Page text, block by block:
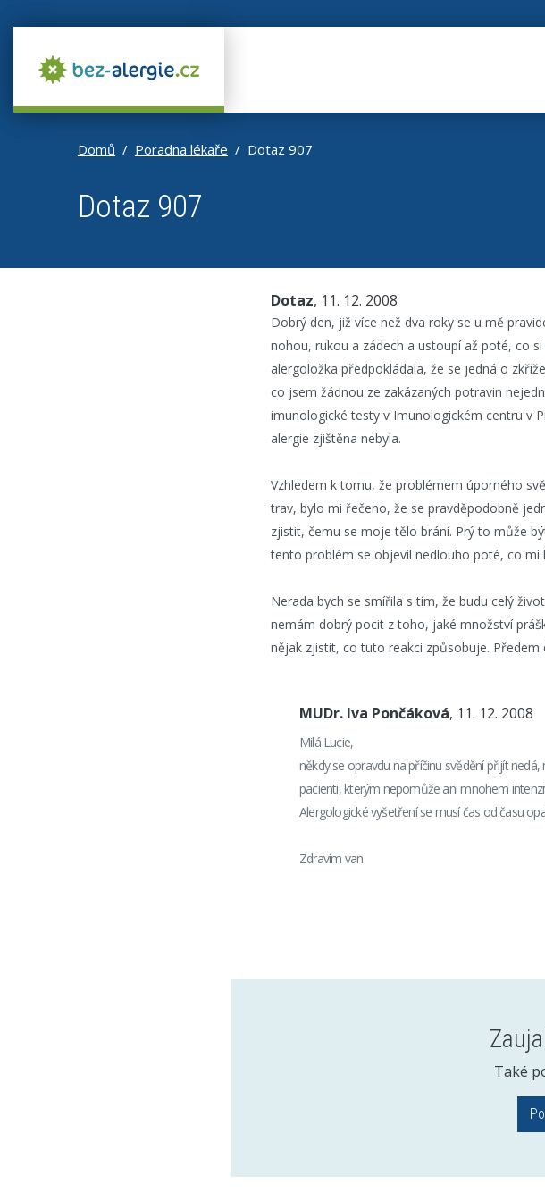
Domů Poradna lékaře Dotaz 907
Dotaz 907
Dotaz, 11. 12. 2008
Dobrý den, již více než dva roky se u mě
nohou, rukou a zádech a ustoupí až poté, co
alergoložka předpokládala, že se jedná o
co jsem žádnou ze zakázaných potravin
imunologické testy v Imunologickém centru v
alergie zjištěna nebyla.
Vzhledem k tomu, že problémem úporného
trav, bylo mi řečeno, že se pravděpodobně
zjistit, čemu se moje tělo brání. Prý to může
tento problém se objevil nedlouho poté, co mi
Nerada bych se smířila s tím, že budu celý
nemám dobrý pocit z toho, jaké množství
nějak zjistit, co tuto reakci způsobuje. Předem
MUDr. Iva Pončáková, 11. 12. 2008
Milá Lucie,
někdy se opravdu na příčinu svědění přijít
pacienti, kterým nepomůže ani mnohem
Alergologické vyšetření se musí čas od času
Zdravím van
Také